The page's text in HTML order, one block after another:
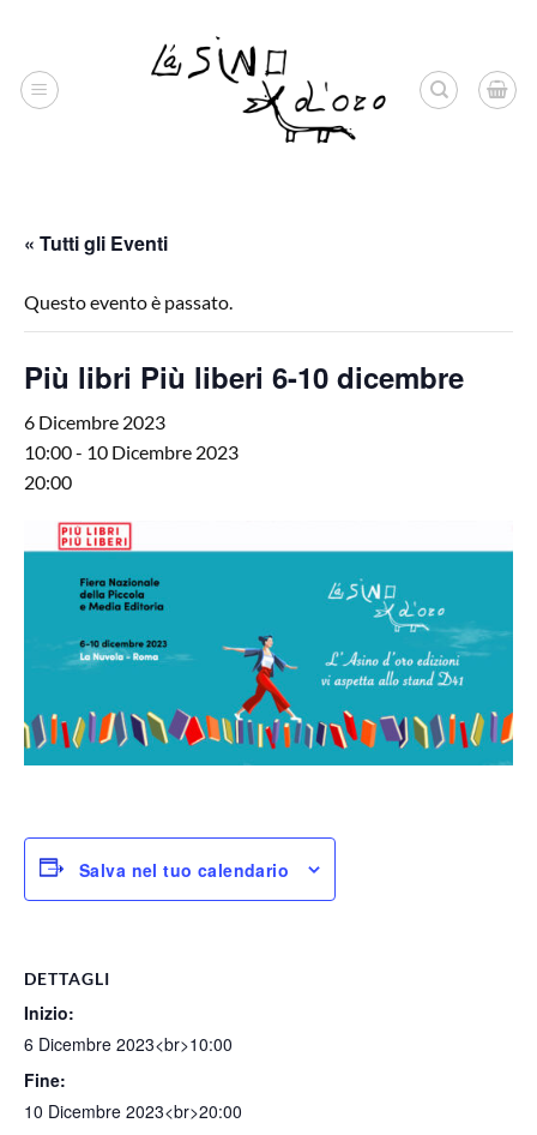
contenuti
« Tutti gli Eventi
Questo evento è passato.
Più libri Più liberi 6-10 dicembre
6 Dicembre 2023
10:00- 10 Dicembre 2023
20:00
Salva nel tuo calendario
DETTAGLI
Inizio:
6 Dicembre 2023<br>10:00
Fine:
10 Dicembre 2023<br>20:00